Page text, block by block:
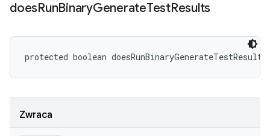
doesRunBinaryGenerateTestResults
protected boolean
Zwraca